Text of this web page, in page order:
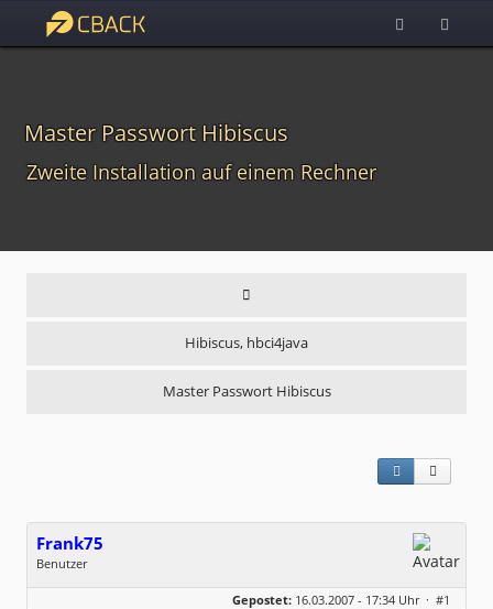
Master Passwort Hibiscus
Zweite Installation auf einem Rechner
Hibiscus, hbci4java
Master Passwort Hibiscus
Frank75
Benutzer
Geschlecht:
keine Angabe
Gepostet: 16.03.2007 - 17:34 Uhr · #1